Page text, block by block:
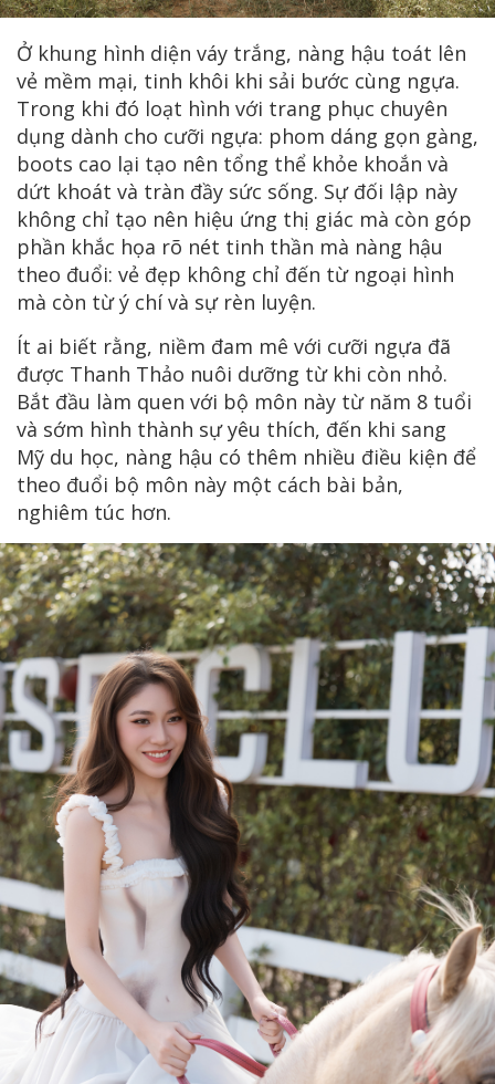
Ở khung hình diện váy trắng, nàng hậu toát lên
vẻ mềm mại, tinh khôi khi sải bước cùng ngựa.
Trong khi đó loạt hình với trang phục chuyên
dụng dành cho cưỡi ngựa: phom dáng gọn gàng,
boots cao lại tạo nên tổng thể khỏe khoắn và
dứt khoát và tràn đầy sức sống. Sự đối lập này
không chỉ tạo nên hiệu ứng thị giác mà còn góp
phần khắc họa rõ nét tinh thần mà nàng hậu
theo đuổi: vẻ đẹp không chỉ đến từ ngoại hình
mà còn từ ý chí và sự rèn luyện.
Ít ai biết rằng, niềm đam mê với cưỡi ngựa đã
được Thanh Thảo nuôi dưỡng từ khi còn nhỏ.
Bắt đầu làm quen với bộ môn này từ năm 8 tuổi
và sớm hình thành sự yêu thích, đến khi sang
Mỹ du học, nàng hậu có thêm nhiều điều kiện để
theo đuổi bộ môn này một cách bài bản,
nghiêm túc hơn.